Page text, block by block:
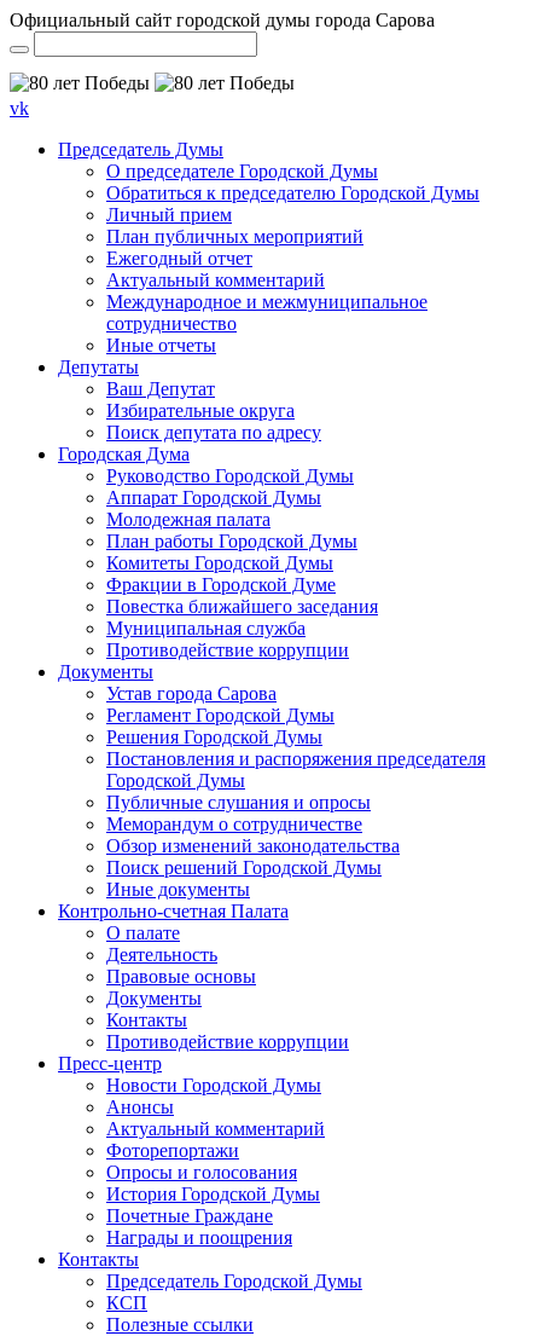
Официальный сайт городской думы города Сарова
vk
Председатель Думы
О председателе Городской Думы
Обратиться к председателю Городской Думы
Личный прием
План публичных мероприятий
Ежегодный отчет
Актуальный комментарий
Международное и межмуниципальное
сотрудничество
Иные отчеты
Депутаты
Ваш Депутат
Избирательные округа
Поиск депутата по адресу
Городская Дума
Руководство Городской Думы
Аппарат Городской Думы
Молодежная палата
План работы Городской Думы
Комитеты Городской Думы
Фракции в Городской Думе
Повестка ближайшего заседания
Муниципальная служба
Противодействие коррупции
Документы
Устав города Сарова
Регламент Городской Думы
Решения Городской Думы
Постановления и распоряжения председателя
Городской Думы
Публичные слушания и опросы
Меморандум о сотрудничестве
Обзор изменений законодательства
Поиск решений Городской Думы
Иные документы
Контрольно-счетная Палата
О палате
Деятельность
Правовые основы
Документы
Контакты
Противодействие коррупции
Пресс-центр
Новости Городской Думы
Анонсы
Актуальный комментарий
Фоторепортажи
Опросы и голосования
История Городской Думы
Почетные Граждане
Награды и поощрения
Контакты
Председатель Городской Думы
КСП
Полезные ссылки